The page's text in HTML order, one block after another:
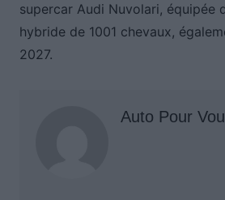
supercar Audi Nuvolari, équipée
hybride de 1001 chevaux,
2027.
Auto Pour